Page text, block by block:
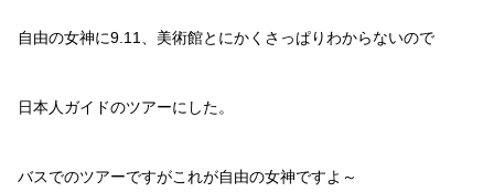
自由の女神に9.11、美術館とにかくさっぱりわからないので
日本人ガイドのツアーにした。
バスでのツアーですがこれが自由の女神ですよ～